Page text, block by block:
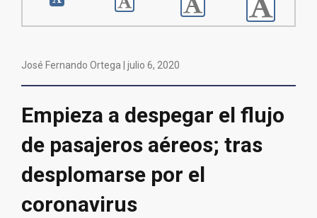
José Fernando Ortega | julio 6, 2020
Empieza a despegar el flujo
de pasajeros aéreos; tras
desplomarse por el
coronavirus